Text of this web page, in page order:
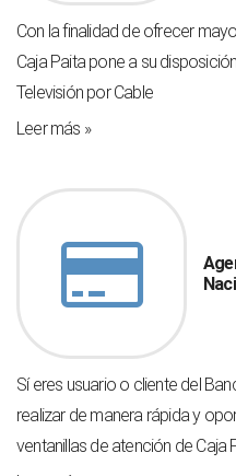
Con la finalidad de ofrecer
Caja Paita pone a su
Televisión por Cable
Leer más »
Sí eres usuario o cliente del
realizar de manera rápida y
ventanillas de atención de Caja